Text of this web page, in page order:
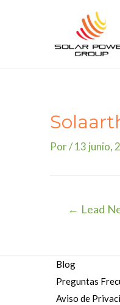
Por/13 junio,
Navegación
← Lead
Blog
Preguntas
Aviso de